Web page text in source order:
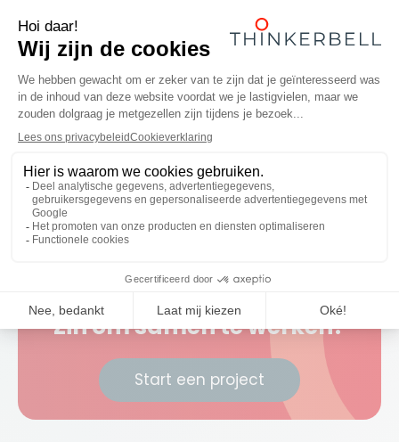
blanco-model waarmee de klant zelf tests kon uitvoeren
en een aantal belangrijke punten kon afchecken.
Zijn de afmetingen correct? Passen de producten mooi in
de display? Is de display stevig genoeg om de producten
te dragen? En is hij inderdaad eenvoudig te monteren?
Na een aantal creatieve aanpassingen en nieuwe
alle eisen van Studio 100 voldeed: een display die met zijn
individuele verpakking handig te transporteren is, en die
dankzij de doordachte structuur en het heldere
meegeleverde montageplan eenvoudig te monteren is.
Zin om samen te werken?
Start een project